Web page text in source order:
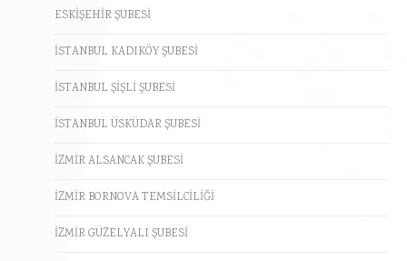
ESKİŞEHİR ŞUBESİ
İSTANBUL KADIKÖY ŞUBESİ
İSTANBUL ŞİŞLİ ŞUBESİ
İSTANBUL ÜSKÜDAR ŞUBESİ
İZMİR ALSANCAK ŞUBESİ
İZMİR BORNOVA TEMSİLCİLİĞİ
İZMİR GÜZELYALI ŞUBESİ